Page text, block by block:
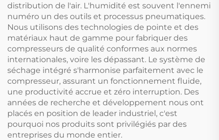
distribution de l'air. L'humidité est souvent l'ennemi
numéro un des outils et processus pneumatiques.
Nous utilisons des technologies de pointe et des
matériaux haut de gamme pour fabriquer des
compresseurs de qualité conformes aux normes
internationales, voire les dépassant. Le système de
séchage intégré s'harmonise parfaitement avec le
compresseur, assurant un fonctionnement fluide,
une productivité accrue et zéro interruption. Des
années de recherche et développement nous ont
placés en position de leader industriel, c'est
pourquoi nos produits sont privilégiés par des
entreprises du monde entier.